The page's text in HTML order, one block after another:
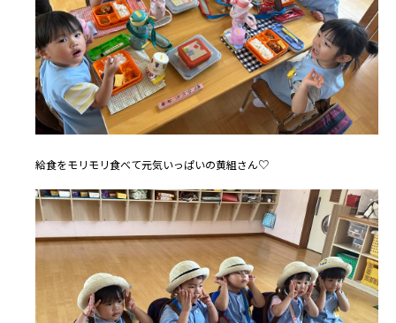
給食をモリモリ食べて元気いっぱいの黄組さん♡